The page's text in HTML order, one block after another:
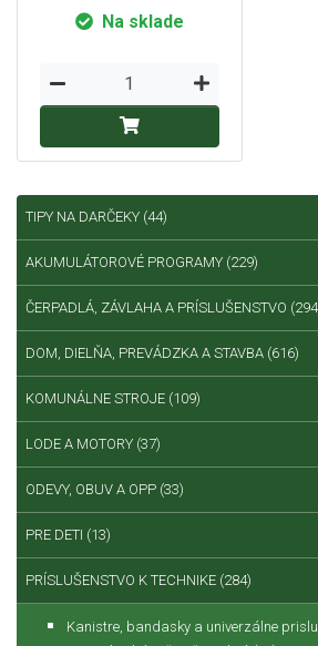
Na sklade
TIPY NA DARČEKY (44)
AKUMULÁTOROVÉ PROGRAMY (229)
ČERPADLÁ, ZÁVLAHA A PRÍSLUŠENSTVO
DOM, DIELŇA, PREVÁDZKA A STAVBA (616)
KOMUNÁLNE STROJE (109)
LODE A MOTORY (37)
ODEVY, OBUV A OPP (33)
PRE DETI (13)
PRÍSLUŠENSTVO K TECHNIKE (284)
Kanistre, bandasky a univerzálne